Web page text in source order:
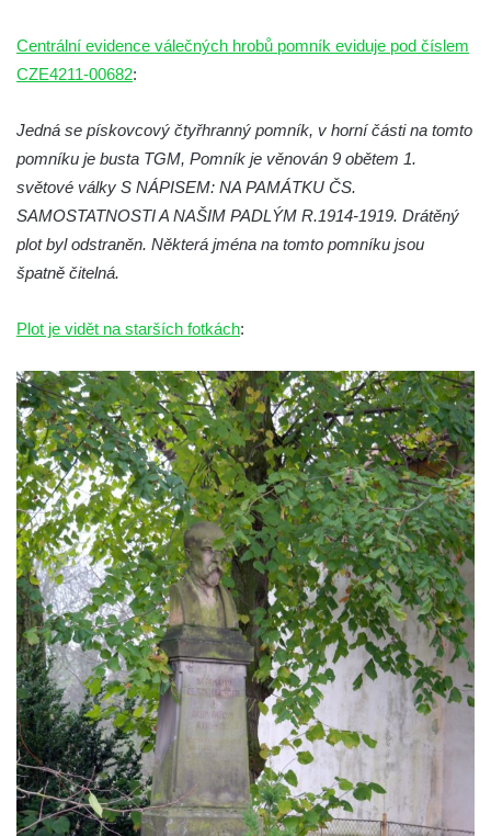
Pomník obětem 1. světové války v Dolním
Předoníně
Pamětní deska obětem 1. světové války v
Plavu
Kenotaf Pepiho Meisela na hřbitově v
Kenotaf Antona Klause na hřbitově v
Kenotaf Heinricha Klause na hřbitově v
Dolním Podluží
Kenotaf Josefa Stolle na hřbitově v Dolním
Podluží
Pomník obětem 1. světové války na
židovském hřbitově v Mostě
Hrob Aloise Podrábského na hřbitově v
Račicích
Pamětní deska Miroslava Švice na domě
čp. 43 v Lužci nad Vltavou
Pomník obětem 2. světové války v ulici 1.
máje v Lužci nad Vltavou
Pomník obětem válek v ulici 1. máje v Lužci
nad Vltavou
Hrob Vladislava Neumana v Hostíně u
Centrální evidence válečných hrobů pomník eviduje pod číslem
CZE4211-00682:
Jedná se pískovcový čtyřhranný pomník, v horní části na tomto
pomníku je busta TGM, Pomník je věnován 9 obětem 1.
světové války S NÁPISEM: NA PAMÁTKU ČS.
SAMOSTATNOSTI A NAŠIM PADLÝM R.1914-1919. Drátěný
plot byl odstraněn. Některá jména na tomto pomníku jsou
špatně čitelná.
Plot je vidět na starších fotkách: